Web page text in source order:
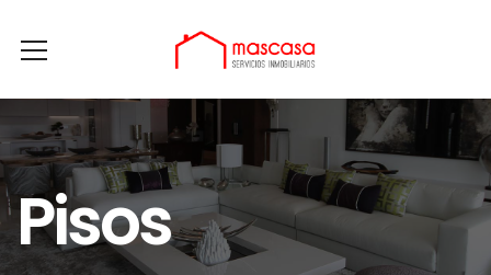
Pisos